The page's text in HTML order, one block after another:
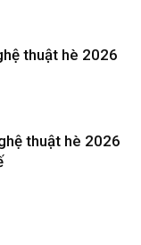
thuật hè 2026
thuật hè 2026